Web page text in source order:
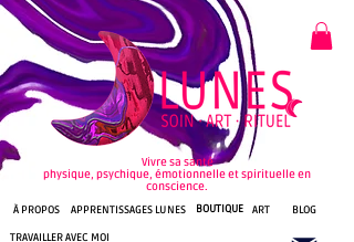
Vivre sa santé
physique, psychique, émotionnelle et spirituelle en
conscience.
À PROPOS
APPRENTISSAGES LUNES
TRAVAILLER AVEC MOI
ART
BOUTIQUE BLOG